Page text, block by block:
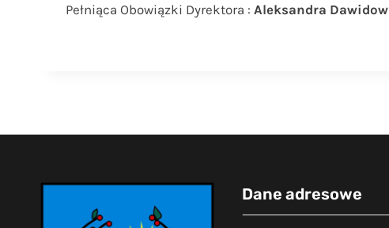
Pełniąca Obowiązki Dyrektora : Aleksandra Dawidow
Dane adresowe